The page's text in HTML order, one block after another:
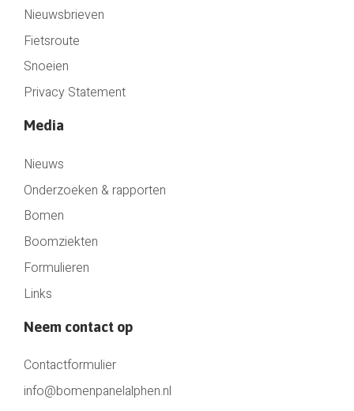
Nieuwsbrieven
Fietsroute
Snoeien
Privacy Statement
Media
Nieuws
Onderzoeken & rapporten
Bomen
Boomziekten
Formulieren
Links
Neem contact op
Contactformulier
info@bomenpanelalphen.nl